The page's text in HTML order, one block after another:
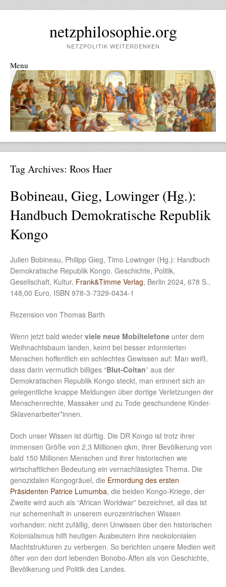
netzphilosophie.org
NETZPOLITIK WEITERDENKEN
Menu
Skip to content
Tag Archives: Roos Haer
Bobineau, Gieg, Lowinger (Hg.):
Handbuch Demokratische Republik
Kongo
Julien Bobineau, Philipp Gieg, Timo Lowinger (Hg.): Handbuch
Demokratische Republik Kongo. Geschichte, Politik,
Gesellschaft, Kultur, Frank&Timme Verlag, Berlin 2024, 678 S.,
148,00 Euro, ISBN 978-3-7329-0434-1
Rezension von Thomas Barth
Wenn jetzt bald wieder viele neue Mobiltelefone unter dem
Weihnachtsbaum landen, keimt bei besser informierten
Menschen hoffentlich ein schlechtes Gewissen auf: Man weiß,
dass darin vermutlich billiges “Blut-Coltan” aus der
Demokratischen Republik Kongo steckt, man erinnert sich an
gelegentliche knappe Meldungen über dortige Verletzungen der
Menschenrechte, Massaker und zu Tode geschundene Kinder-
Sklavenarbeiter*innen.
Doch unser Wissen ist dürftig. Die DR Kongo ist trotz ihrer
immensen Größe von 2,3 Millionen qkm, ihrer Bevölkerung von
bald 150 Millionen Menschen und ihrer historischen wie
wirtschaftlichen Bedeutung ein vernachlässigtes Thema. Die
genozidalen Kongogräuel, die Ermordung des ersten
Präsidenten Patrice Lumumba, die beiden Kongo-Kriege, der
Zweite wird auch als “African Worldwar” bezeichnet, all das ist
nur schemenhaft in unserem eurozentrischen Wissen
vorhanden: nicht zufällig, denn Unwissen über den historischen
Kolonialismus hilft heutigen Ausbeutern ihre neokolonialen
Machtstrukturen zu verbergen. So berichten unsere Medien weit
öfter von den dort lebenden Bonobo-Affen als von Geschichte,
Bevölkerung und Politik des Landes.